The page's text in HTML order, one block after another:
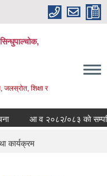
शिक्षा र
आ व २०८२/०८३ काे सम्पत्ति
कार्यक्रम